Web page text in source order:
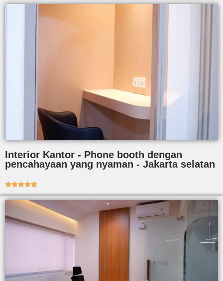
Interior Kantor - Phone booth dengan
pencahayaan yang nyaman - Jakarta selatan
